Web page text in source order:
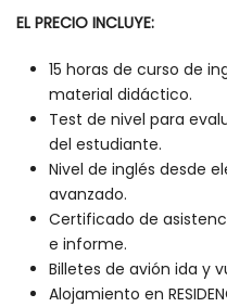
EL PRECIO INCLUYE:
15 horas de curso de
material didáctico.
Test de nivel para
del estudiante.
Nivel de inglés desde
avanzado.
Certificado de
e informe.
Billetes de avión ida y
Alojamiento en